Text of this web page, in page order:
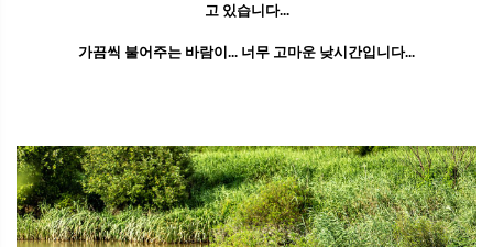
고 있습니다...
가끔씩 불어주는 바람이... 너무 고마운 낮시간입니다...